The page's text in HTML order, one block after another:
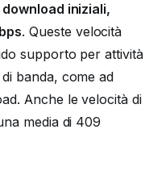
iniziali,
. Queste velocità
supporto per attività
banda, come ad
Anche le velocità di
media di 409